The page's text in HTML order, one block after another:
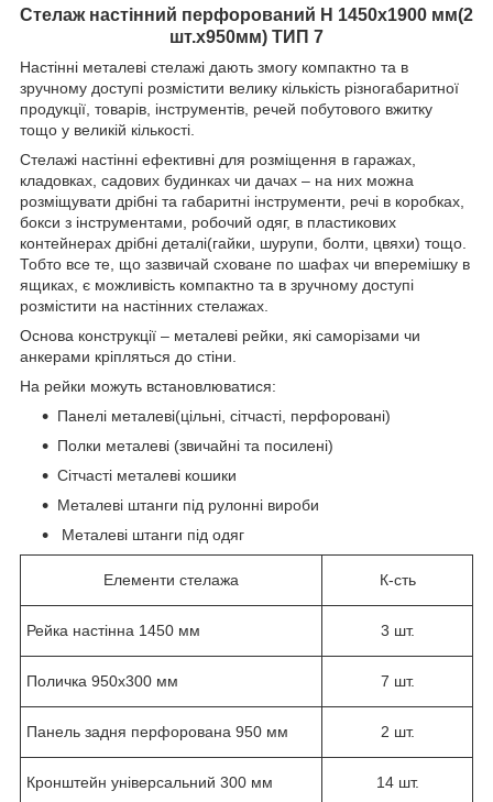
Стелаж настінний перфорований Н 1450х1900 мм(2
шт.х950мм) ТИП 7
Настінні металеві стелажі дають змогу компактно та в
зручному доступі розмістити велику кількість різногабаритної
продукції, товарів, інструментів, речей побутового вжитку
тощо у великій кількості.
Стелажі настінні ефективні для розміщення в гаражах,
кладовках, садових будинках чи дачах – на них можна
розміщувати дрібні та габаритні інструменти, речі в коробках,
бокси з інструментами, робочий одяг, в пластикових
контейнерах дрібні деталі(гайки, шурупи, болти, цвяхи) тощо.
Тобто все те, що зазвичай сховане по шафах чи вперемішку в
ящиках, є можливість компактно та в зручному доступі
розмістити на настінних стелажах.
Основа конструкції – металеві рейки, які саморізами чи
анкерами кріпляться до стіни.
На рейки можуть встановлюватися:
Панелі металеві(цільні, сітчасті, перфоровані)
Полки металеві (звичайні та посилені)
Сітчасті металеві кошики
Металеві штанги під рулонні вироби
Металеві штанги під одяг
Елементи стелажа К-сть
Рейка настінна 1450 мм 3 шт.
Поличка 950х300 мм 7 шт.
Панель задня перфорована 950 мм 2 шт.
Кронштейн універсальний 300 мм 14 шт.